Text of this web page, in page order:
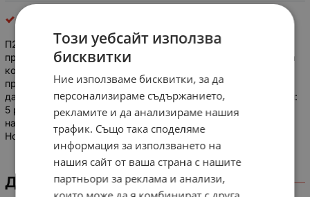
П2Г-3 5П4Н е малогабаритен високочестотен галетен
превключвател с роторен тип на действие, предназначен за
комутация на електрически вериги в постояннотокова и
променливотокова среда. Технически характеристики и
данни устройството има следните параметри: Брой позиции:
5 работни положения. Брой направления: 4 независими
направления (секции). Номинално напрежение: до 220 V.
Номинален ток: до 2 A. Тип монтаж: Панелен…
ДОКУМЕНТИ ЗА СВАЛЯНЕ
Този уебсайт използва
бисквитки
Ние използваме бисквитки, за да
персонализираме съдържанието,
рекламите и да анализираме нашия
трафик. Също така споделяме
информация за използването на
нашия сайт от ваша страна с нашите
партньори за реклама и анализи,